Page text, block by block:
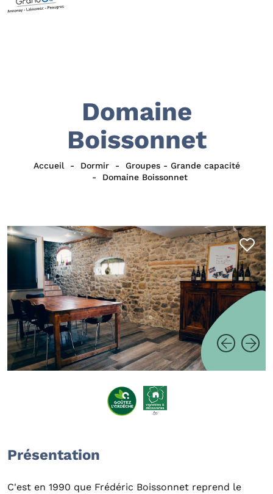
Domaine
Boissonnet
Accueil Dormir
Groupes - Grande capacité
Domaine Boissonnet
Présentation
C'est en 1990 que Frédéric Boissonnet reprend le